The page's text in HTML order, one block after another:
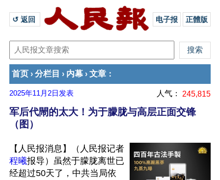
↺ 返回 电子报 正體版
首页 › 分栏目 › 内幕 › 文章 ：
2025年11月2日 发表 人气： 245,815
军后代閙的太大！为于朦胧与高层正面交锋
（图）
【人民报消息】（人民报记者
程曦报导）虽然于朦胧离世已
经超过50天了，中共当局依